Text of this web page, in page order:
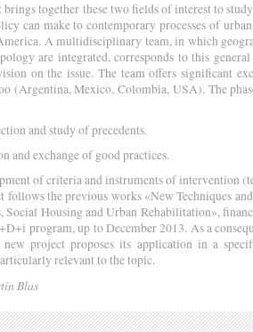
brings together these two fields of interest to
can make to contemporary processes of
A multidisciplinary team, in which
are integrated, corresponds to this
on the issue. The team offers significant
(Argentina, Mexico, Colombia, USA). The
and study of precedents.
and exchange of good practices.
of criteria and instruments of intervention
follows the previous works «New Techniques
Social Housing and Urban Rehabilitation»,
program, up to December 2013. As a
project proposes its application in a
relevant to the topic.
Blas